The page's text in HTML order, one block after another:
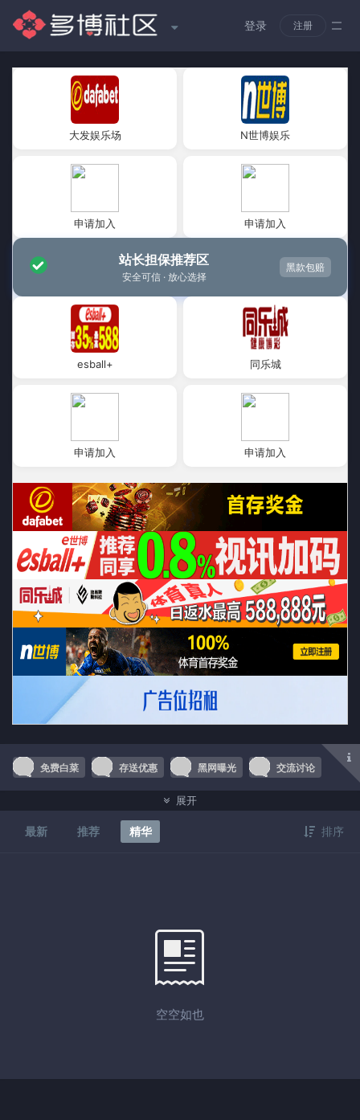
登录 注册
大发娱乐场 N世博娱乐
申请加入 申请加入
站长担保推荐区
安全可信 · 放心选择
黑款包赔
esball+ 同乐城
申请加入 申请加入
免费白菜 存送优惠 黑网曝光 交流讨论
展开
最新 推荐 精华 排序
空空如也